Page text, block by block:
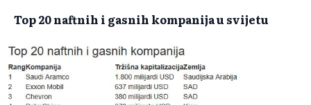
Top 20 naftnih i gasnih kompanija u svijetu